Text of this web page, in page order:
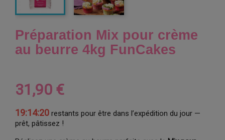
Préparation Mix pour crème
au beurre 4kg FunCakes
31,90 €
19:14:19 restants pour être dans l’expédition du jour —
prêt, pâtissez !